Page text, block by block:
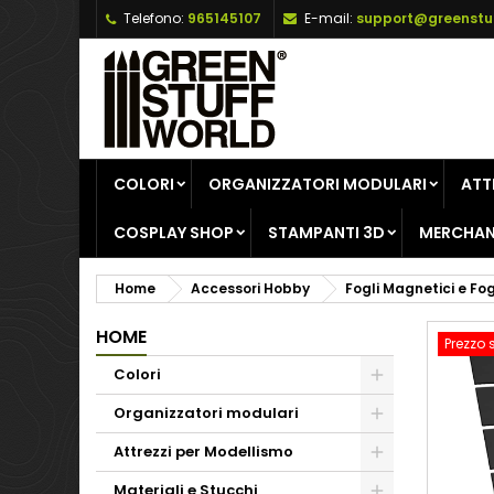
Telefono: 965145107 E-mail:
COLORI ORGANIZZATORI MODULARI
COSPLAY SHOP STAMPANTI 3D
Home Accessori Hobby Fogli Magnetici e
HOME
Colori
Organizzatori modulari
Attrezzi per Modellismo